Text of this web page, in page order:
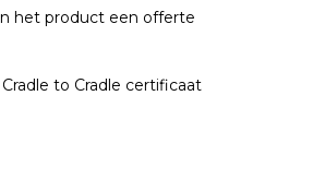
het product een offerte
to Cradle certificaat